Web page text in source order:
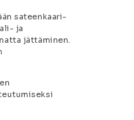
sateenkaari-
ja
jättäminen.